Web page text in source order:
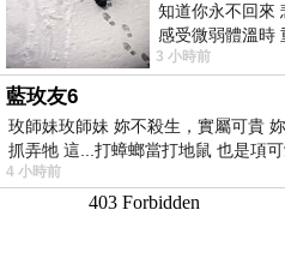
知道你永不回來
感受微弱體溫時
此刻忍淚說別離
3 小時前
藍玫友6
玫師妹玫師妹 妳不殺生，實屬可貴
抓弄牠 這...打蟑螂當打地鼠 也是項
4 小時前